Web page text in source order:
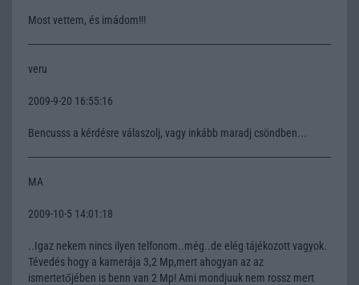
Most vettem, és imádom!!!
veru
2009-9-20 16:55:16
Bencusss a kérdésre válaszolj, vagy inkább maradj csöndben...
MA
2009-10-5 14:01:18
..Igaz nekem nincs ilyen telfonom..még..de elég tájékozott vagyok.
Tévedés hogy a kamerája 3,2 Mp,mert ahogyan az az
ismertetőjében is benn van 2 Mp! Ami mondjuuk nem rossz mert